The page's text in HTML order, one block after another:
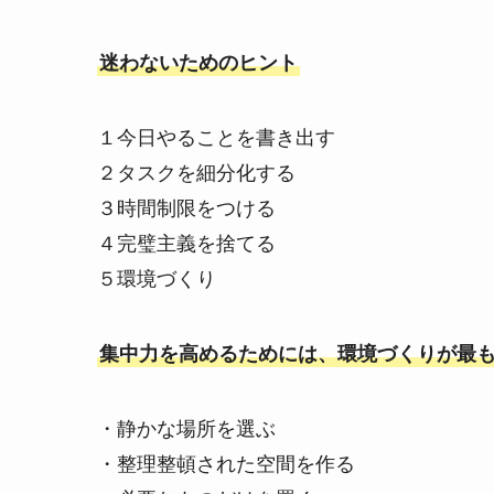
迷わないためのヒント
１今日やることを書き出す
２タスクを細分化する
３時間制限をつける
４完璧主義を捨てる
５環境づくり
集中力を高めるためには、環境づくりが最
・静かな場所を選ぶ
・整理整頓された空間を作る